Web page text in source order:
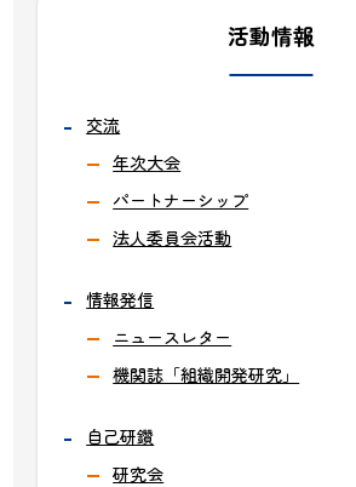
活動情報
交流
年次大会
パートナーシップ
法人委員会活動
情報発信
ニュースレター
機関誌「組織開発研究」
自己研鑽
研究会